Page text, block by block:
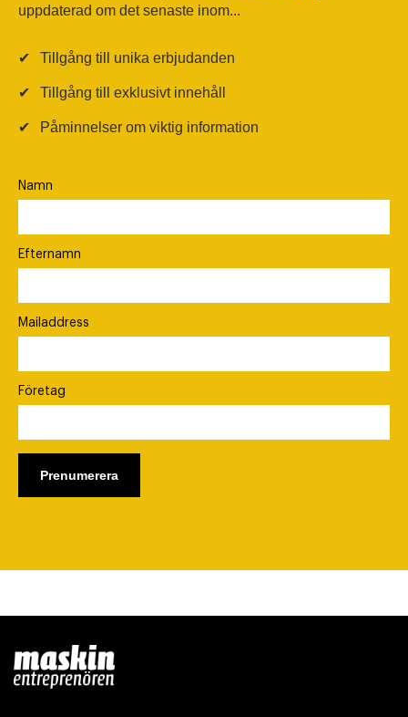
uppdaterad om det senaste inom...
✔ Tillgång till unika erbjudanden
✔ Tillgång till exklusivt innehåll
✔ Påminnelser om viktig information
Namn
Efternamn
Mailaddress
Företag